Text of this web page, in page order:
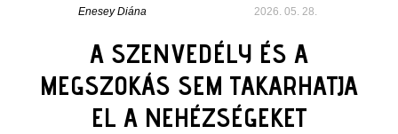
Enesey Diána 2026. 05. 28.
A SZENVEDÉLY ÉS A
MEGSZOKÁS SEM TAKARHATJA
EL A NEHÉZSÉGEKET